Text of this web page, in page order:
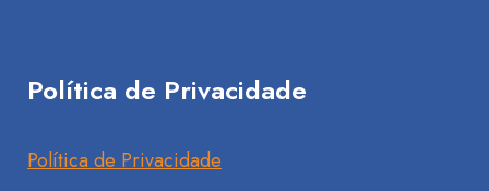
Política de Privacidade
Política de Privacidade